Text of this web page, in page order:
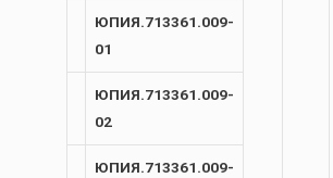
ЮПИЯ.713361.009-
01
ЮПИЯ.713361.009-
02
ЮПИЯ.713361.009-